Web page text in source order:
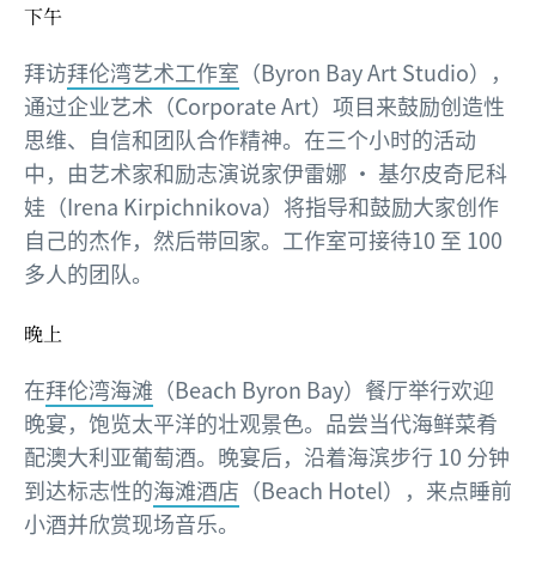
下午
拜访拜伦湾艺术工作室 （Byron Bay Art Studio），
通过企业艺术（Corporate Art）项目来鼓励创造性
思维、自信和团队合作精神。在三个小时的活动
中，由艺术家和励志演说家伊雷娜 · 基尔皮奇尼科
娃（Irena Kirpichnikova）将指导和鼓励大家创作
自己的杰作，然后带回家。工作室可接待10 至 100
多人的团队。
晚上
在拜伦湾海滩 （Beach Byron Bay）餐厅举行欢迎
晚宴，饱览太平洋的壮观景色。品尝当代海鲜菜肴
配澳大利亚葡萄酒。晚宴后，沿着海滨步行 10 分钟
到达标志性的海滩酒店 （Beach Hotel），来点睡前
小酒并欣赏现场音乐。